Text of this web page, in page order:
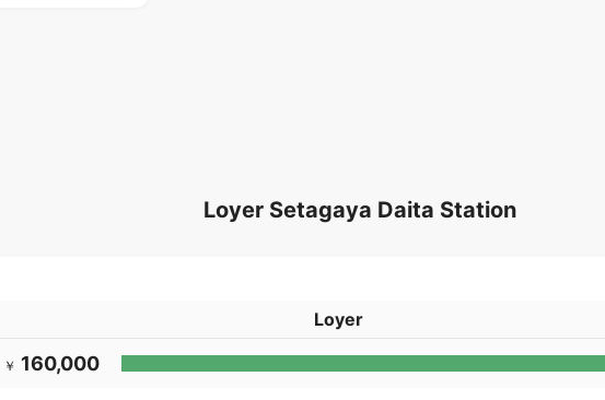
Loyer Setagaya Daita Station
Loyer
￥ 160,000